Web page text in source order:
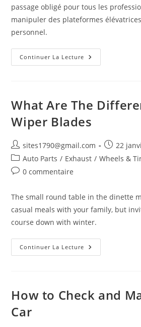
passage obligé pour tous les
manipuler des plateformes
personnel.
Continuer La Lecture CACES
Le
Certification
What Are The
Wiper Blades
Auteur/autrice
de
la
publication :
sites1790@gmail.com
Publication
publiée :
22
Post
category:
Auto Parts / Exhaust / Wheels &
Commentaires
la
publication :
0 commentaire
The small round table in the dinette
casual meals with your family, but
course down with winter.
Continuer La Lecture What
Are
Wiper
Blades
How to Check and
Car